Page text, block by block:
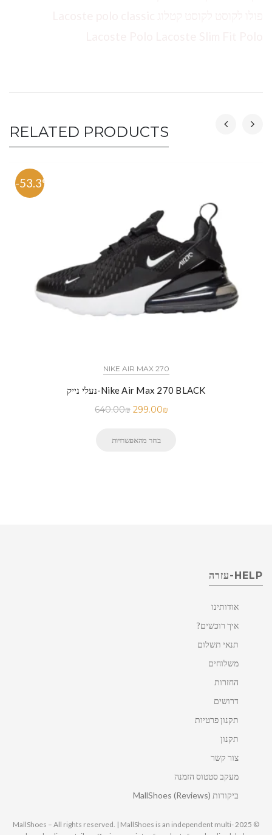
RELATED PRODUCTS
-53.3%
NIKE AIR MAX 270
נעלי נייק-Nike Air Max 270 BLACK
640.00₪ 299.00₪
בחר מהאפשרויות
HELP-עזרה
אודותינו
איך רוכשים?
תנאי תשלום
משלוחים
החזרות
דרושים
תקנון פרטיות
תקנון
צור קשר
מעקב סטטוס הזמנה
ביקורות MallShoes (Reviews)
© 2025 MallShoes – All rights reserved. | MallShoes is an independent multi-